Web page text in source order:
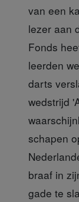
van een
lezer aan
Fonds
leerden
darts
wedstrijd
schapen
braaf in
gade te